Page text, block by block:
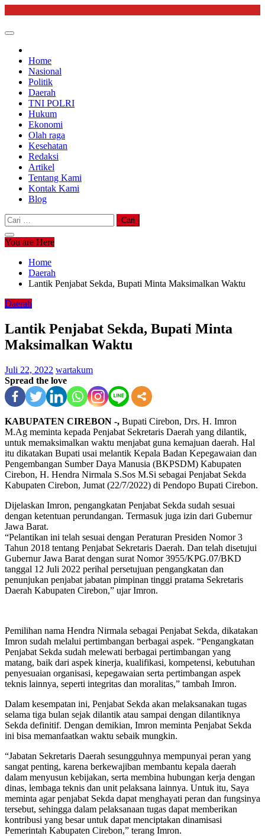
content
Home
Nasional
Politik
Daerah
TNI POLRI
Hukum
Ekonomi
Olah raga
Kesehatan
Redaksi
Artikel
Tentang Kami
Kontak Kami
Blog
Cari
untuk:
You are Here
Home
Daerah
Lantik Penjabat Sekda, Bupati Minta Maksimalkan Waktu
Daerah
Lantik Penjabat Sekda, Bupati Minta
Maksimalkan Waktu
Juli 22, 2022 wartakum
Spread the love
KABUPATEN CIREBON -, Bupati Cirebon, Drs. H. Imron
M.Ag meminta kepada Penjabat Sekretaris Daerah yang dilantik,
untuk memaksimalkan waktu menjabat guna kemajuan daerah. Hal
itu dikatakan Bupati usai melantik Kepala Badan Kepegawaian dan
Pengembangan Sumber Daya Manusia (BKPSDM) Kabupaten
Cirebon, H. Hendra Nirmala S.Sos M.Si sebagai Penjabat Sekda
Kabupaten Cirebon, Jumat (22/7/2022) di Pendopo Bupati Cirebon.
Dijelaskan Imron, pengangkatan Penjabat Sekda sudah sesuai
dengan ketentuan perundangan. Termasuk juga izin dari Gubernur
Jawa Barat.
“Pelantikan ini telah sesuai dengan Peraturan Presiden Nomor 3
Tahun 2018 tentang Penjabat Sekretaris Daerah. Dan telah disetujui
Gubernur Jawa Barat dengan surat Nomor 3955/KPG.07/BKD
tanggal 12 Juli 2022 perihal persetujuan pengangkatan dan
penunjukan penjabat jabatan pimpinan tinggi pratama Sekretaris
Daerah Kabupaten Cirebon,” ujar Imron.
Pemilihan nama Hendra Nirmala sebagai Penjabat Sekda, dikatakan
Imron sudah melalui pertimbangan berbagai aspek. “Pengangkatan
Penjabat Sekda sudah melewati berbagai pertimbangan yang
matang, baik dari aspek kinerja, kualifikasi, kompetensi, kebutuhan
penyesuaian organisasi, kepegawaian serta pertimbangan aspek
teknis lainnya, seperti integritas dan moralitas,” tambah Imron.
Dalam kesempatan ini, Penjabat Sekda akan melaksanakan tugas
selama tiga bulan sejak dilantik atau sampai dengan dilantiknya
Sekda definitif. Dengan demikian, Imron meminta Penjabat Sekda
ini bisa memanfaatkan waktu sebaik mungkin.
“Jabatan Sekretaris Daerah sesungguhnya mempunyai peran yang
sangat penting, karena berkewajiban membantu kepala daerah
dalam menyusun kebijakan, serta membina hubungan kerja dengan
dinas, lembaga teknis dan unit pelaksana lainnya. Untuk itu, Saya
meminta agar penjabat Sekda dapat menghayati peran dan fungsinya
tersebut, sehingga dalam pelaksanaan tugas dapat memberikan
kontribusi yang besar untuk dapat menciptakan dinamisasi
Pemerintah Kabupaten Cirebon,” terang Imron.